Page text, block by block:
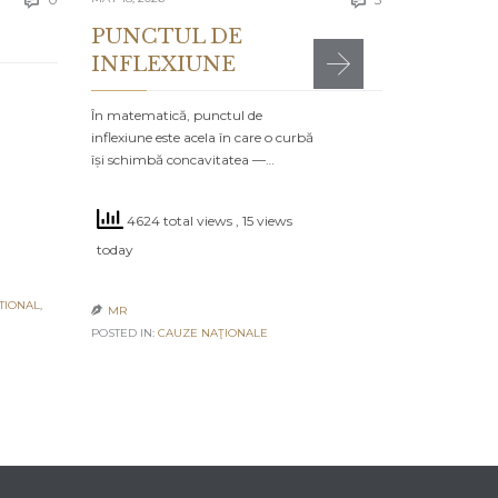
,
PUNCTUL DE
INFLEXIUNE
În matematică, punctul de
inflexiune este acela în care o curbă
își schimbă concavitatea —…
4624 total views , 15 views
today
 MR
POSTED IN: CAUZE NAŢIONALE